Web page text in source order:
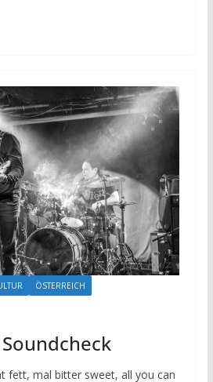
ÖSTERREICH
fett, mal bitter sweet, all you can